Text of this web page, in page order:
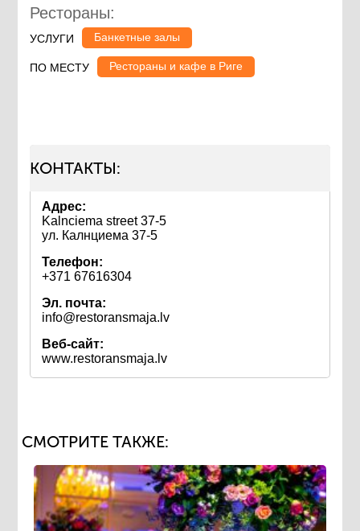
Рестораны:
УСЛУГИ Банкетные залы
ПО МЕСТУ Рестораны и кафе в Риге
КОНТАКТЫ:
Адрес:
Kalnciema street 37-5
ул. Калнциема 37-5
Телефон:
+371 67616304
Эл. почта:
info@restoransmaja.lv
Веб-сайт:
www.restoransmaja.lv
СМОТРИТЕ ТАКЖЕ: